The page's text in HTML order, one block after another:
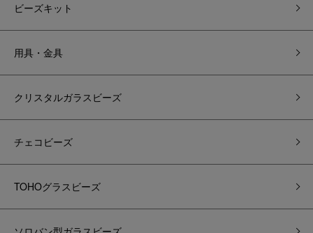
ビーズキット
用具・金具
クリスタルガラスビーズ
チェコビーズ
TOHOグラスビーズ